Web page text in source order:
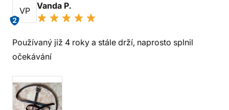
VP
2
Vanda P.
Používaný již 4 roky a stále drží, naprosto splnil
očekávání